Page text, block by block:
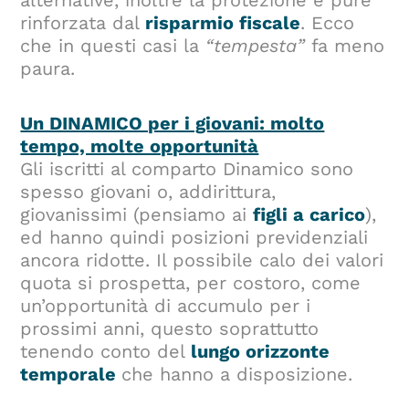
rinforzata dal risparmio fiscale. Ecco
che in questi casi la “tempesta”fa meno
paura.
Un DINAMICO per i giovani: molto
tempo, molte opportunità
Gli iscritti al comparto Dinamico sono
spesso giovani o, addirittura,
giovanissimi (pensiamo aifigli a carico),
ed hanno quindi posizioni previdenziali
ancora ridotte. Il possibile calo dei valori
quota si prospetta, per costoro, come
un’opportunità di accumulo per i
prossimi anni, questo soprattutto
tenendo conto del lungo orizzonte
temporale che hanno a disposizione.